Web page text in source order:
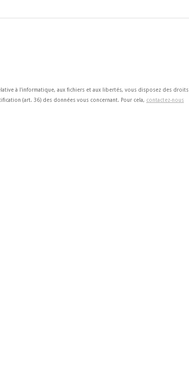
à l'informatique, aux fichiers et aux libertés, vous disposez des droits
(art. 36) des données vous concernant. Pour cela, contactez-nous